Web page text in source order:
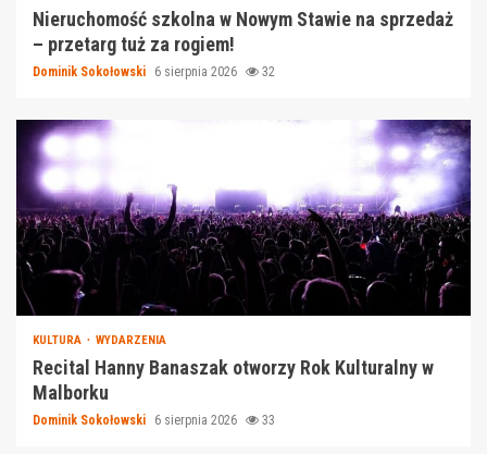
Nieruchomość szkolna w Nowym Stawie na sprzedaż
– przetarg tuż za rogiem!
Dominik Sokołowski 6 sierpnia 2026 32
KULTURA WYDARZENIA
Recital Hanny Banaszak otworzy Rok Kulturalny w
Malborku
Dominik Sokołowski 6 sierpnia 2026 33